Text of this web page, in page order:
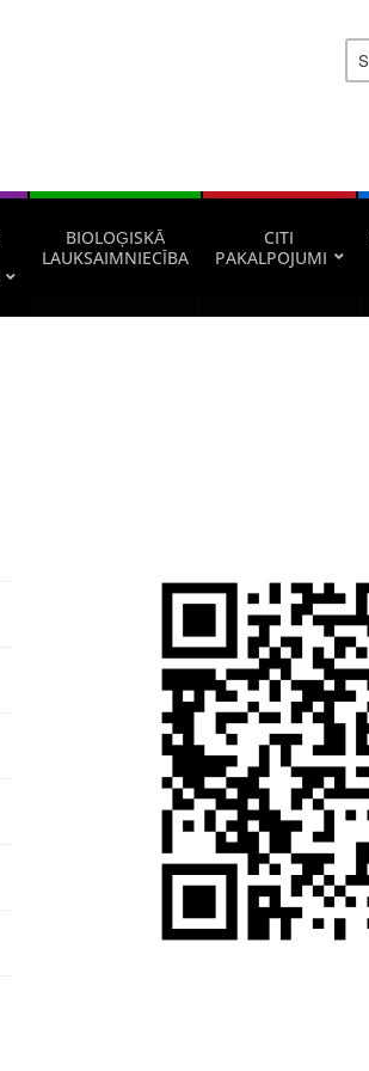
BIOLOĢISKĀ
LAUKSAIMNIECĪBA
CITI
PAKALPOJUMI